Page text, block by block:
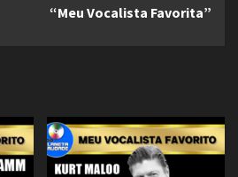
“Meu Vocalista Favorita”